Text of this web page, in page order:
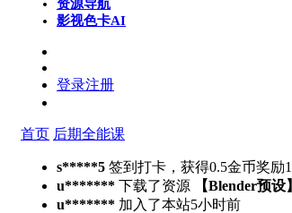
资源导航
影视色卡AI
登录注册
首页 后期全能课
s*****5 签到打卡，获得0.5金币奖励
u******* 下载了资源 【Blender预
u******* 加入了本站5小时前